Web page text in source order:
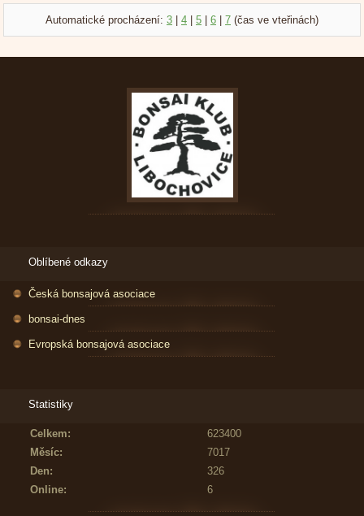
Automatické procházení: 3 | 4 | 5 | 6 | 7 (čas ve vteřinách)
Oblíbené odkazy
Česká bonsajová asociace
bonsai-dnes
Evropská bonsajová asociace
Statistiky
Online: 6
Celkem:
623400
Měsíc:
7017
Den:
326